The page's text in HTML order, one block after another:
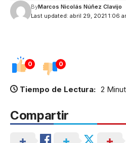
Last updated: abril 29, 2021 1:06
ByMarcos Nicolás Núñez Clavijo
0 0
Tiempo de Lectura: 2
Compartir